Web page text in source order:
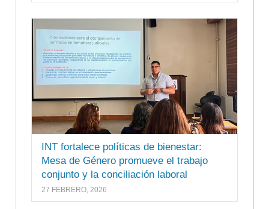
INT fortalece políticas de bienestar:
Mesa de Género promueve el trabajo
conjunto y la conciliación laboral
27 FEBRERO, 2026